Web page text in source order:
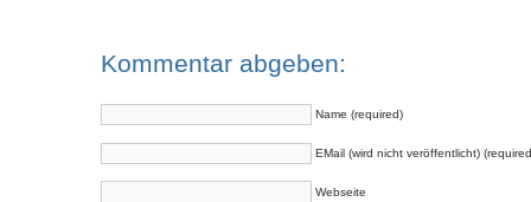
Kommentar abgeben:
Name (required)
EMail (wird nicht veröffentlicht)
Webseite